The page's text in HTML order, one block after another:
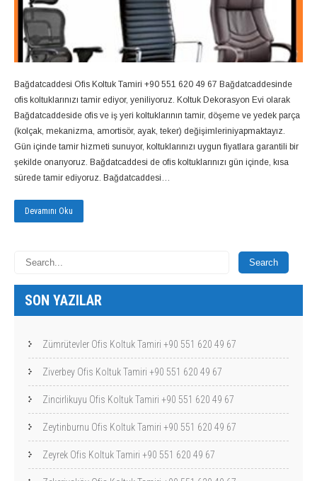
Bağdatcaddesi Ofis Koltuk Tamiri +90 551 620 49 67 Bağdatcaddesinde
ofis koltuklarınızı tamir ediyor, yeniliyoruz. Koltuk Dekorasyon Evi olarak
Bağdatcaddeside ofis ve iş yeri koltuklarının tamir, döşeme ve yedek parça
(kolçak, mekanizma, amortisör, ayak, teker) değişimleriniyapmaktayız.
Gün içinde tamir hizmeti sunuyor, koltuklarınızı uygun fiyatlara garantili bir
şekilde onarıyoruz. Bağdatcaddesi de ofis koltuklarınızı gün içinde, kısa
sürede tamir ediyoruz. Bağdatcaddesi…
Devamını Oku
SON YAZILAR
Zümrütevler Ofis Koltuk Tamiri +90 551 620 49 67
Ziverbey Ofis Koltuk Tamiri +90 551 620 49 67
Zincirlikuyu Ofis Koltuk Tamiri +90 551 620 49 67
Zeytinburnu Ofis Koltuk Tamiri +90 551 620 49 67
Zeyrek Ofis Koltuk Tamiri +90 551 620 49 67